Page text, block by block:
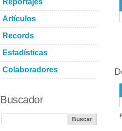
Reportajes
Artículos
Records
Estadísticas
Colaboradores
Buscador